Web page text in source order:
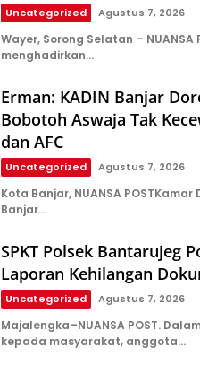
Uncategorized Agustus 7, 2026
Wayer, Sorong Selatan – NUANSA
menghadirkan…
Erman: KADIN Banjar
Bobotoh Aswaja Tak
dan AFC
Uncategorized Agustus 7, 2026
Kota Banjar, NUANSA
Banjar…
SPKT Polsek Bantarujeg
Laporan Kehilangan
Uncategorized Agustus 7, 2026
Majalengka–NUANSA POST.
kepada masyarakat, anggota…